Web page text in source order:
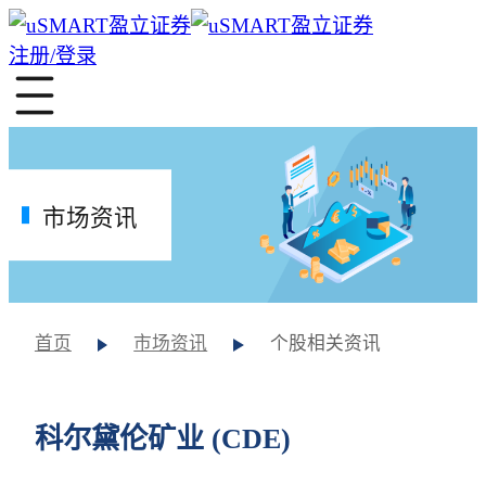
注册/登录
市场资讯
首页 市场资讯 个股相关资讯
科尔黛伦矿业 (CDE)